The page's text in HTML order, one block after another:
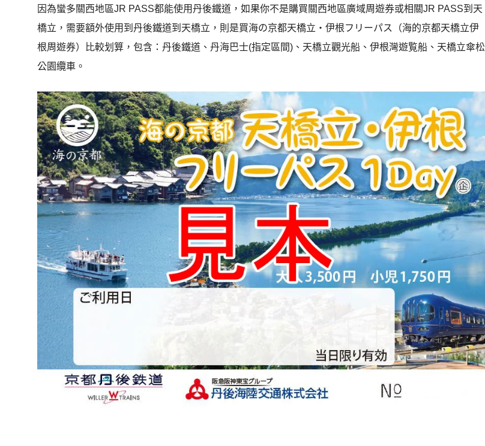
因為蠻多關西地區JR PASS都能使用丹後鐵道， 如果你不是購買關西地區廣域周遊券或相關JR PASS到天
橋立， 需要額外使用到丹後鐵道到天橋立，則是買海の京都天橋立・伊根フリーパス（海的京都天橋立伊
根周遊券）比較划算，包含：丹後鐵道、丹海巴士(指定區間)、天橋立觀光船、伊根灣遊覧船、天橋立傘松
公園纜車。